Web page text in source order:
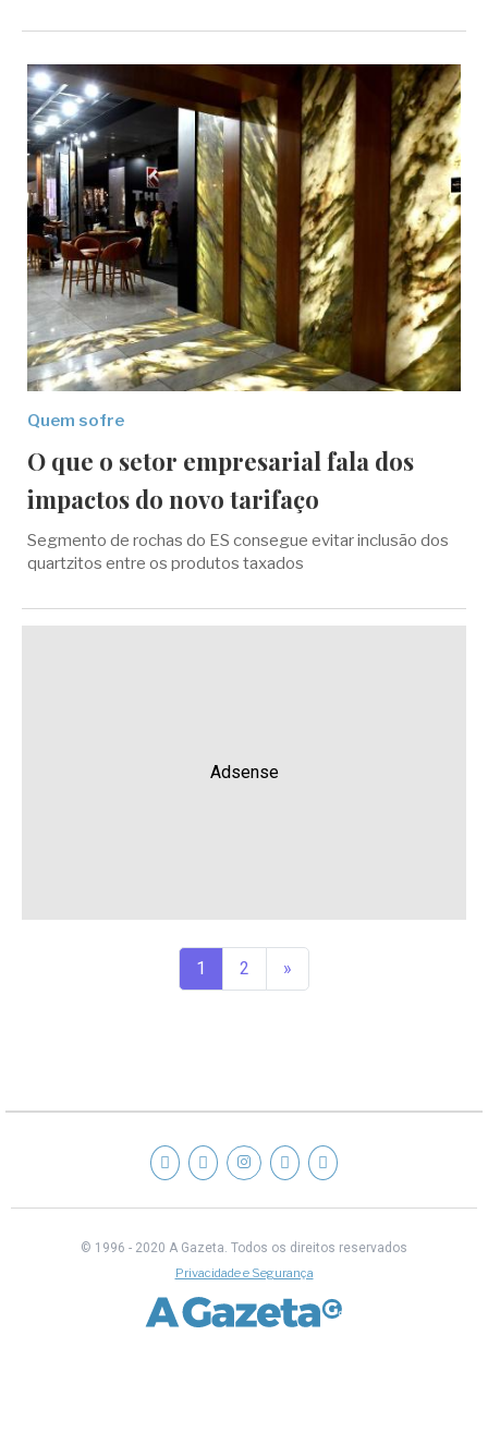
Quem sofre
O que o setor empresarial fala dos
impactos do novo tarifaço
Segmento de rochas do ES consegue evitar inclusão dos
quartzitos entre os produtos taxados
Adsense
1 2 »
© 1996 - 2020 A Gazeta. Todos os direitos reservados
Privacidade e Segurança